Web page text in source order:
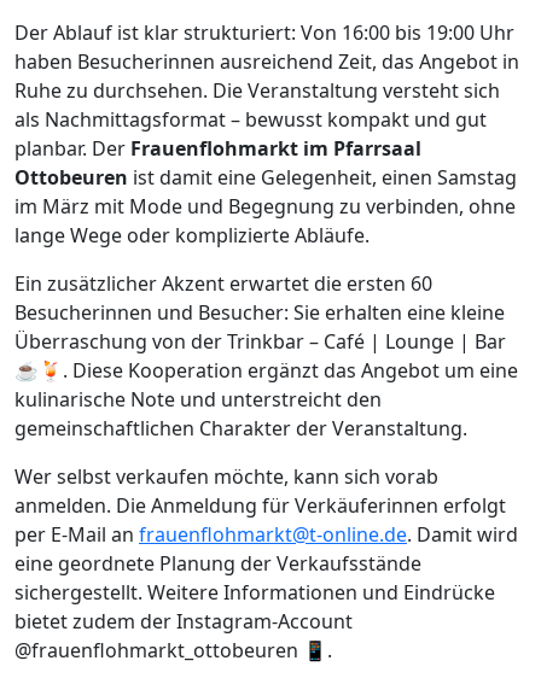
Der Ablauf ist klar strukturiert: Von 16:00 bis 19:00 Uhr
haben Besucherinnen ausreichend Zeit, das Angebot in
Ruhe zu durchsehen. Die Veranstaltung versteht sich
als Nachmittagsformat – bewusst kompakt und gut
planbar. Der Frauenflohmarkt im Pfarrsaal
Ottobeuren ist damit eine Gelegenheit, einen Samstag
im März mit Mode und Begegnung zu verbinden, ohne
lange Wege oder komplizierte Abläufe.
Ein zusätzlicher Akzent erwartet die ersten 60
Besucherinnen und Besucher: Sie erhalten eine kleine
Überraschung von der Trinkbar – Café | Lounge | Bar
☕🍹. Diese Kooperation ergänzt das Angebot um eine
kulinarische Note und unterstreicht den
gemeinschaftlichen Charakter der Veranstaltung.
Wer selbst verkaufen möchte, kann sich vorab
anmelden. Die Anmeldung für Verkäuferinnen erfolgt
per E-Mail an frauenflohmarkt@t-online.de. Damit wird
eine geordnete Planung der Verkaufsstände
sichergestellt. Weitere Informationen und Eindrücke
bietet zudem der Instagram-Account
@frauenflohmarkt_ottobeuren 📱.